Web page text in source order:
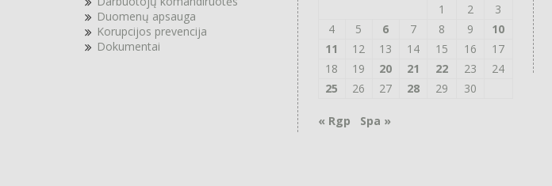
Duomenų apsauga
Korupcijos prevencija
Dokumentai
1
2
3
4
5 6 7 8 9
10
11
12 13 14 15 16
17
18
19 20 21 22 23
24
25
26 27 28 29 30
« Rgp Spa »